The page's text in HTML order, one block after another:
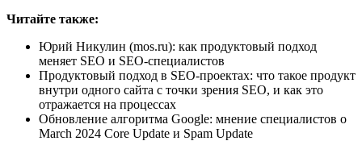
Читайте также:
Юрий Никулин (mos.ru): как продуктовый подход
меняет SEO и SEO-специалистов
Продуктовый подход в SEO-проектах: что такое продукт
внутри одного сайта с точки зрения SEO, и как это
отражается на процессах
Обновление алгоритма Google: мнение специалистов о
March 2024 Core Update и Spam Update